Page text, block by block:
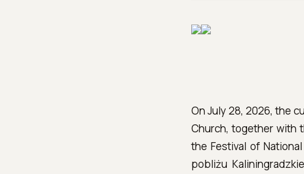
On July 28, 2026, the
Church, together with
the Festival of
pobliżu